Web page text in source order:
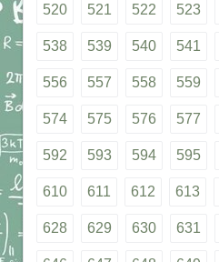
520 521 522 523
538 539 540 541
556 557 558 559
574 575 576 577
592 593 594 595
610 611 612 613
628 629 630 631